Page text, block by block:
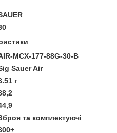
MCX-177-88G-30-B
Sauer Air
г
та комплектуючі